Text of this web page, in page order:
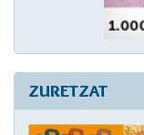
ZURETZAT